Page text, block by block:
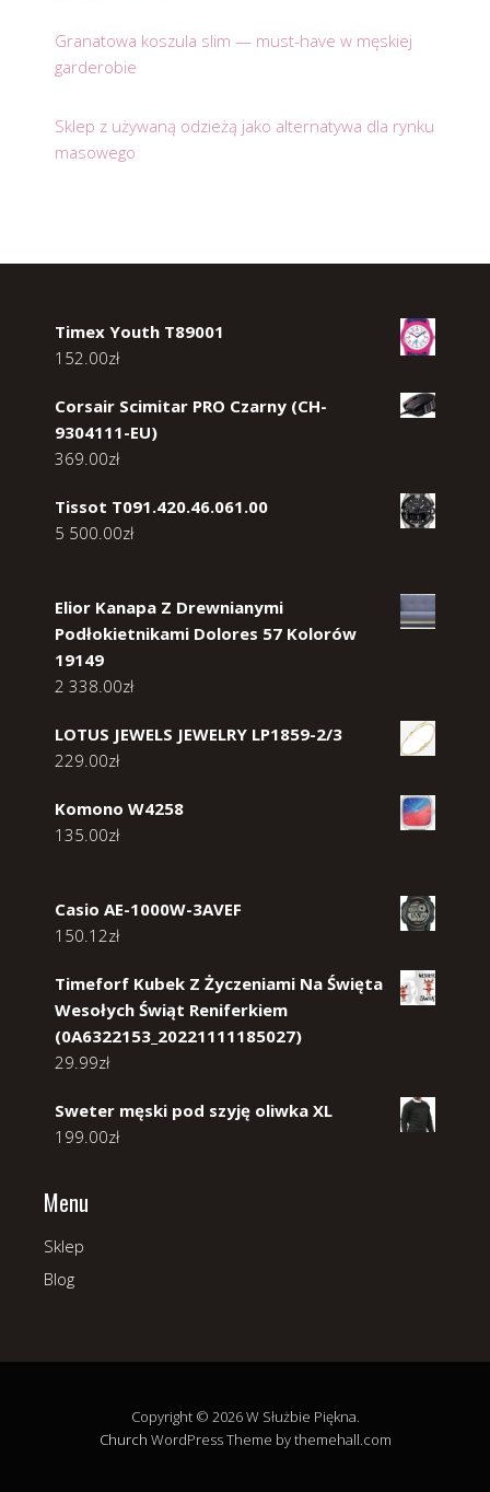
Granatowa koszula slim — must-have w męskiej
garderobie
Sklep z używaną odzieżą jako alternatywa dla rynku
masowego
Timex Youth T89001
152.00zł
Corsair Scimitar PRO Czarny (CH-
9304111-EU)
369.00zł
Tissot T091.420.46.061.00
5 500.00zł
Elior Kanapa Z Drewnianymi
Podłokietnikami Dolores 57 Kolorów
19149
2 338.00zł
LOTUS JEWELS JEWELRY LP1859-2/3
229.00zł
Komono W4258
135.00zł
Casio AE-1000W-3AVEF
150.12zł
Timeforf Kubek Z Życzeniami Na Święta
Wesołych Świąt Reniferkiem
(0A6322153_20221111185027)
29.99zł
Sweter męski pod szyję oliwka XL
199.00zł
Menu
Sklep
Blog
Copyright © 2026 W Służbie Piękna.
Church WordPress Theme by themehall.com